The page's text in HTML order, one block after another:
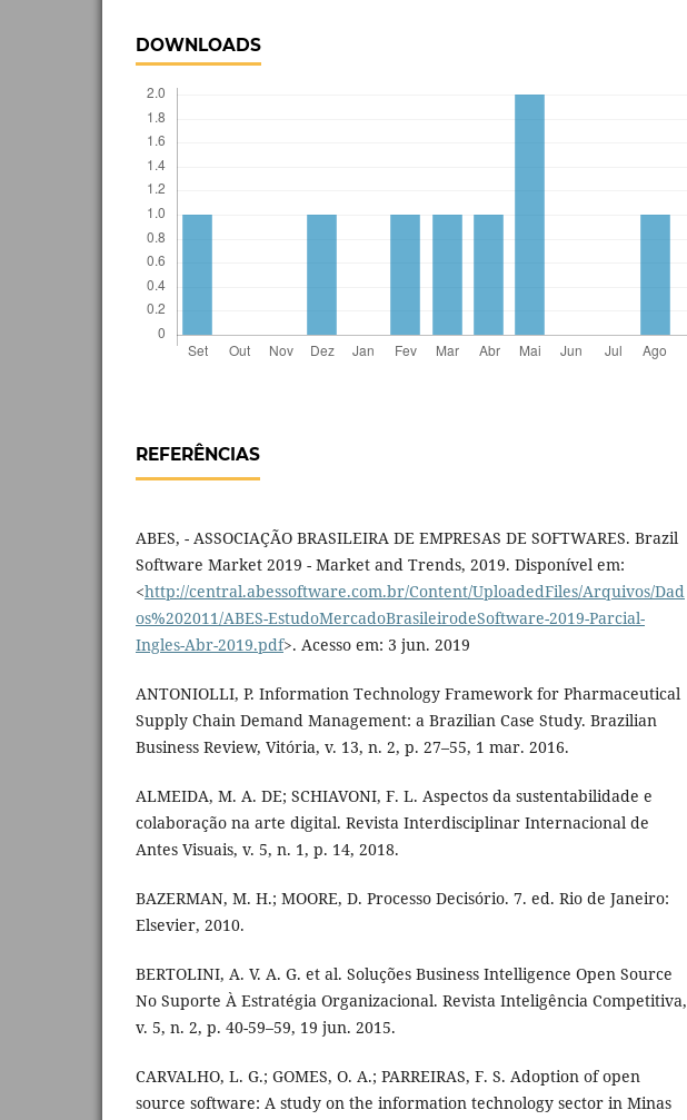
DOWNLOADS
REFERÊNCIAS
ABES, - ASSOCIAÇÃO BRASILEIRA DE EMPRESAS DE SOFTWARES. Brazil
Software Market 2019 - Market and Trends, 2019. Disponível em:
<http://central.abessoftware.com.br/Content/UploadedFiles/Arquivos/Dad
os%202011/ABES-EstudoMercadoBrasileirodeSoftware-2019-Parcial-
Ingles-Abr-2019.pdf>. Acesso em: 3 jun. 2019
ANTONIOLLI, P. Information Technology Framework for Pharmaceutical
Supply Chain Demand Management: a Brazilian Case Study. Brazilian
Business Review, Vitória, v. 13, n. 2, p. 27–55, 1 mar. 2016.
ALMEIDA, M. A. DE; SCHIAVONI, F. L. Aspectos da sustentabilidade e
colaboração na arte digital. Revista Interdisciplinar Internacional de
Antes Visuais, v. 5, n. 1, p. 14, 2018.
BAZERMAN, M. H.; MOORE, D. Processo Decisório. 7. ed. Rio de Janeiro:
Elsevier, 2010.
BERTOLINI, A. V. A. G. et al. Soluções Business Intelligence Open Source
No Suporte À Estratégia Organizacional. Revista Inteligência Competitiva,
v. 5, n. 2, p. 40-59–59, 19 jun. 2015.
CARVALHO, L. G.; GOMES, O. A.; PARREIRAS, F. S. Adoption of open
source software: A study on the information technology sector in Minas